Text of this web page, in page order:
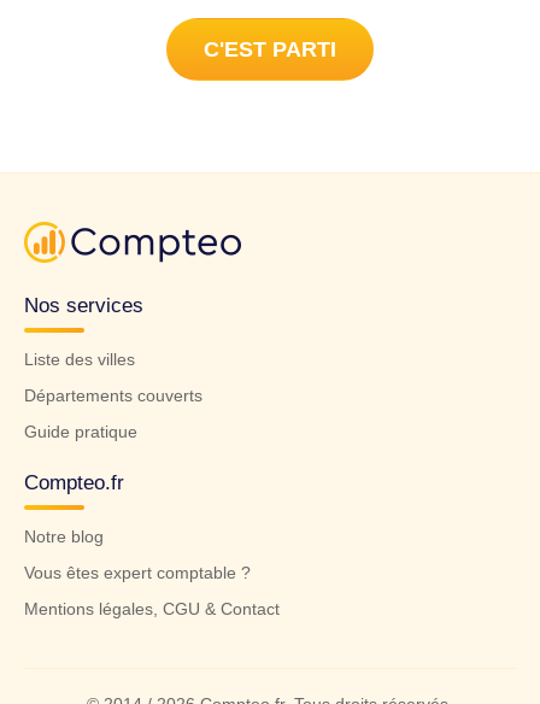
C'EST PARTI
Nos services
Liste des villes
Départements couverts
Guide pratique
Compteo.fr
Notre blog
Vous êtes expert comptable ?
Mentions légales, CGU & Contact